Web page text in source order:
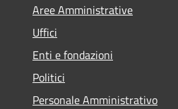
Aree Amministrative
Uffici
Enti e fondazioni
Politici
Personale Amministrativo